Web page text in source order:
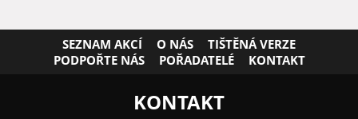
SEZNAM AKCÍ O NÁS
TIŠTĚNÁ VERZE
PODPOŘTE NÁS
POŘADATELÉ KONTAKT
KONTAKT